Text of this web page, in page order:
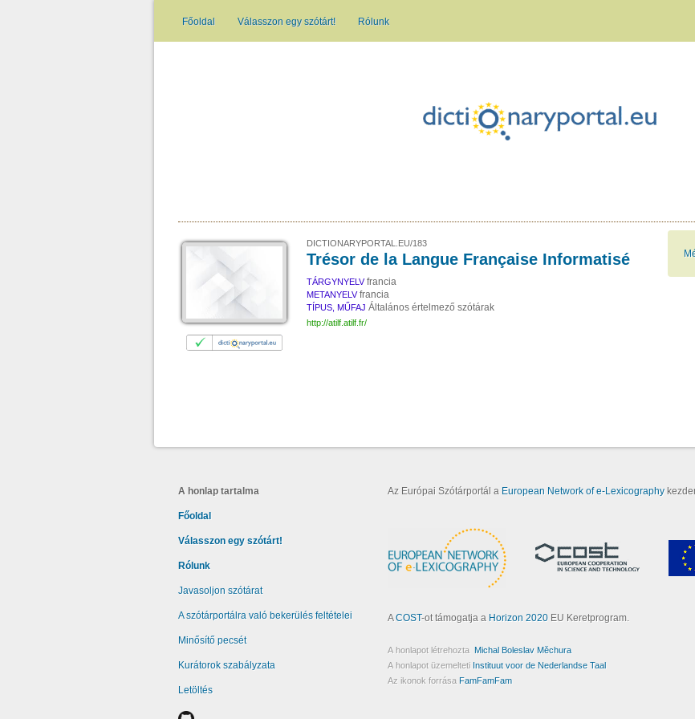
Főoldal Válasszon egy szótárt! Rólunk
DICTIONARYPORTAL.EU/183
Trésor de la Langue Française Informatisé
TÁRGYNYELV francia
METANYELV francia
TÍPUS, MŰFAJ Általános értelmező szótárak
http://atilf.atilf.fr/
A honlap tartalma
Főoldal
Válasszon egy szótárt!
Rólunk
Javasoljon szótárat
A szótárportálra való bekerülés feltételei
Minősítő pecsét
Kurátorok szabályzata
Letöltés
Az Európai Szótárportál a European Network of e-Lexicography
ACOST-ot támogatja a Horizon 2020 EU Keretprogram.
A honlapot létrehozta Michal Boleslav Měchura
A honlapot üzemelteti Instituut voor de Nederlandse Taal
Az ikonok forrása FamFamFam